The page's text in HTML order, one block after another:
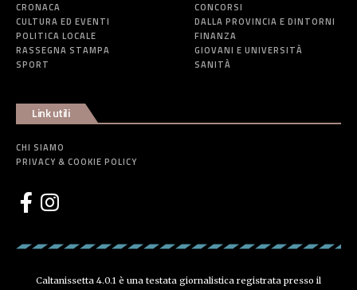
CRONACA
CULTURA ED EVENTI
POLITICA LOCALE
RASSEGNA STAMPA
SPORT
CONCORSI
DALLA PROVINCIA E DINTORNI
FINANZA
GIOVANI E UNIVERSITÀ
SANITÀ
Link utili
CHI SIAMO
PRIVACY & COOKIE POLICY
Caltanissetta 4.0.1 è una testata giornalistica registrata presso il